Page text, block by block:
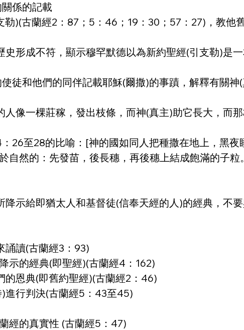
係的記載
)(古蘭經2：87；5：46；19：30；57：27)，教他
形成不符，顯示穆罕默德以為新約聖經(引支勒)是
徒和他們的同伴記載耶穌(爾撒)的事蹟，解釋有關神
像一棵莊稼，發出枝條，而神(真主)助它長大，而
26至28的比喻：[神的國如同人把種撒在地上，黑
自然的：先發苗，後長穗，再後穗上結成飽滿的子粒
示給即猶太人和基督徒(信奉天經的人)的經典，不
誦讀(古蘭經3：93)
示的經典(即聖經)(古蘭經4：162)
的恩典(即舊約聖經)(古蘭經2：46)
進行判決(古蘭經5：43至45)
經的真實性 (古蘭經5：47)